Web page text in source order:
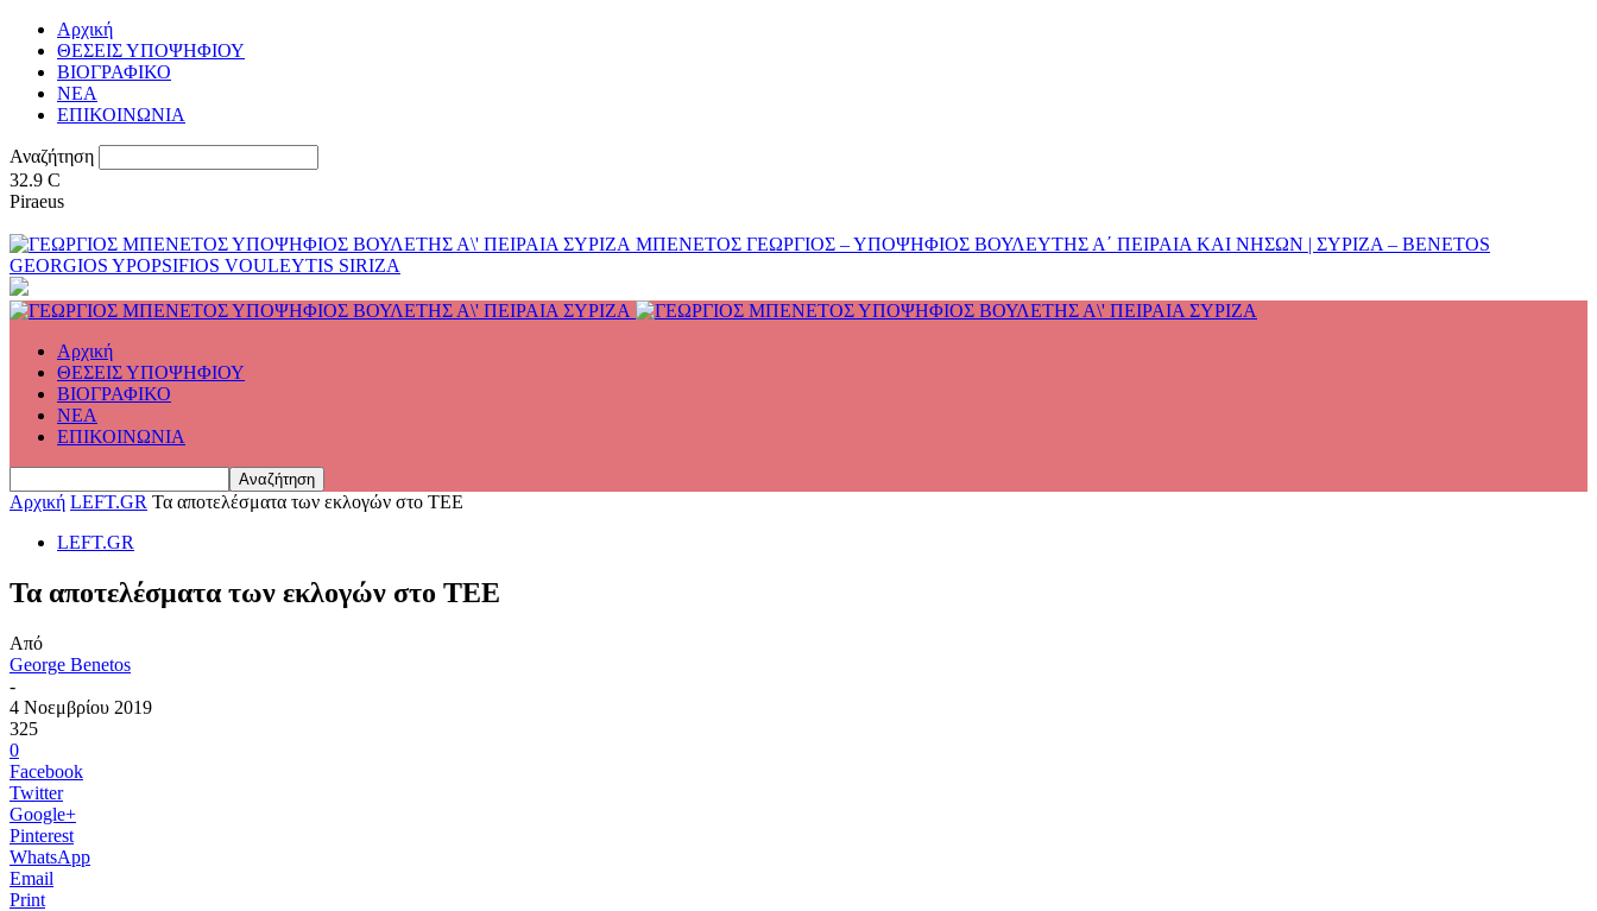
Αρχική
ΘΕΣΕΙΣ ΥΠΟΨΗΦΙΟΥ
ΒΙΟΓΡΑΦΙΚΟ
ΝΕΑ
ΕΠΙΚΟΙΝΩΝΙΑ
Αναζήτηση
32.9 C
Piraeus
ΜΠΕΝΕΤΟΣ ΓΕΩΡΓΙΟΣ – ΥΠΟΨΗΦΙΟΣ ΒΟΥΛΕΥΤΗΣ Α΄ ΠΕΙΡΑΙΑ ΚΑΙ ΝΗΣΩΝ | ΣΥΡΙΖΑ – BENETOS
GEORGIOS YPOPSIFIOS VOULEYTIS SIRIZA
Αρχική
ΘΕΣΕΙΣ ΥΠΟΨΗΦΙΟΥ
ΒΙΟΓΡΑΦΙΚΟ
ΝΕΑ
ΕΠΙΚΟΙΝΩΝΙΑ
Αρχική LEFT.GR Τα αποτελέσματα των εκλογών στο ΤΕΕ
LEFT.GR
Τα αποτελέσματα των εκλογών στο ΤΕΕ
Από
George Benetos
-
4 Νοεμβρίου 2019
325
0
Facebook
Twitter
Google+
Pinterest
WhatsApp
Email
Print